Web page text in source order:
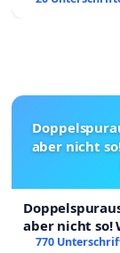
aber nicht
aber nicht so!
Rechte!
770